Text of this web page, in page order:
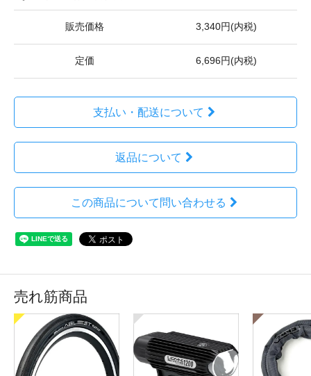
販売価格 3,340円(内税)
定価 6,696円(内税)
支払い・配送について
返品について
この商品について問い合わせる
売れ筋商品